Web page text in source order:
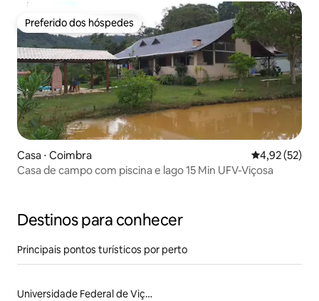
Preferido dos hóspedes
Preferido dos hóspedes
Casa ⋅ Coimbra 4,92 de uma
4,92 (52)
Casa de campo com piscina e lago 15 Min UFV-Viçosa
Destinos para conhecer
Principais pontos turísticos por perto
Universidade Federal de Viçosa